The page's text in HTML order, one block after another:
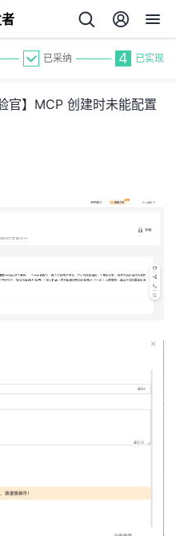
已采纳 4 已实现
官】MCP 创建时未能配置